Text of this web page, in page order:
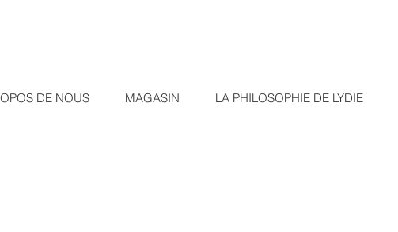
DE NOUS MAGASIN LA PHILOSOPHIE DE LYDIE